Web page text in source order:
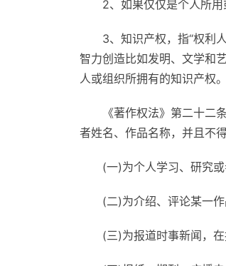
2、如果仅仅是个人所用
3、知识产权，指“权利
智力创造比如发明、文学和
人或组织所拥有的知识产权。
《著作权法》第二十二
者姓名、作品名称，并且不
(一)为个人学习、研究
(二)为介绍、评论某一
(三)为报道时事新闻，